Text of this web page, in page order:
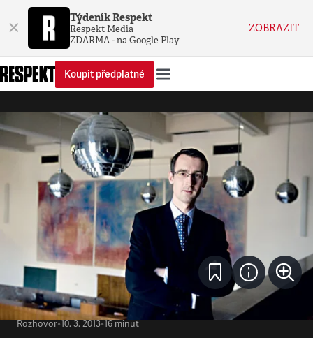
× Týdeník Respekt
Respekt Media
ZDARMA - na Google Play
ZOBRAZIT
Koupit předplatné
Rozhovor•10. 3. 2013•16 minut